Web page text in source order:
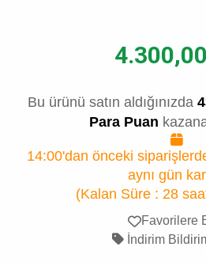
Bu ürünü satın aldığınızda
Para Puan
14:00'dan önceki
aynı gün
(Kalan Süre : 28
Favorilere
İndirim